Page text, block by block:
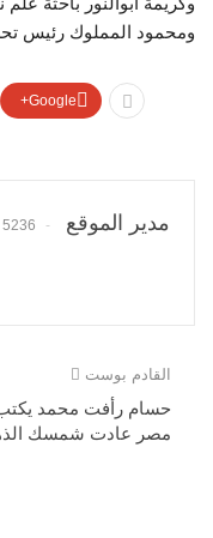
Google+
مدير الموقع 5236 المشاركات
القادم بوست
حسام رأفت محمد يكتب
مصر عادت شمسك